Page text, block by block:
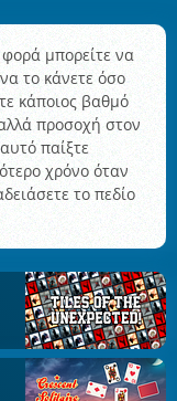
μπορείτε να
το κάνετε όσο
κάποιος βαθμό
προσοχή στον
παίξτε
χρόνο όταν
το πεδίο